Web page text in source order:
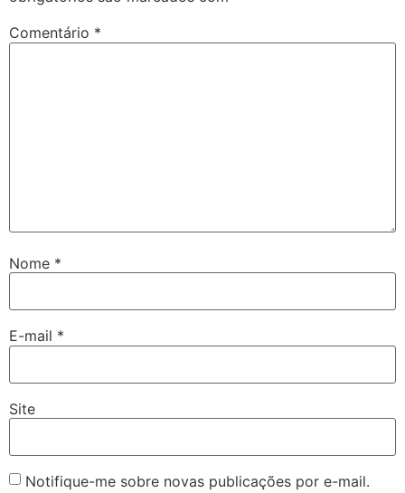
Comentário *
Nome *
E-mail *
Site
Notifique-me sobre novas publicações por e-mail.